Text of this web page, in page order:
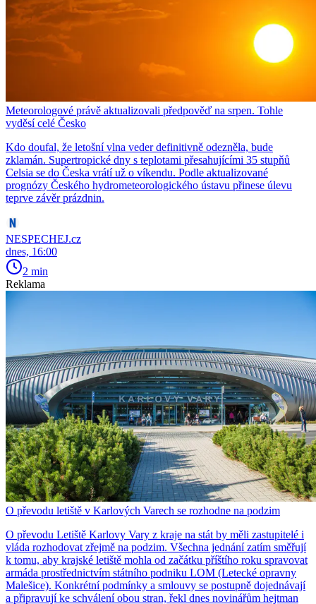
Meteorologové právě aktualizovali předpověď na srpen. Tohle
vyděsí celé Česko
Kdo doufal, že letošní vlna veder definitivně odezněla, bude
zklamán. Supertropické dny s teplotami přesahujícími 35 stupňů
Celsia se do Česka vrátí už o víkendu. Podle aktualizované
prognózy Českého hydrometeorologického ústavu přinese úlevu
teprve závěr prázdnin.
NESPECHEJ.cz
dnes, 16:00
2 min
Reklama
O převodu letiště v Karlových Varech se rozhodne na podzim
O převodu Letiště Karlovy Vary z kraje na stát by měli zastupitelé i
vláda rozhodovat zřejmě na podzim. Všechna jednání zatím směřují
k tomu, aby krajské letiště mohla od začátku příštího roku spravovat
armáda prostřednictvím státního podniku LOM (Letecké opravny
Malešice). Konkrétní podmínky a smlouvy se postupně dojednávají
a připravují ke schválení obou stran, řekl dnes novinářům hejtman